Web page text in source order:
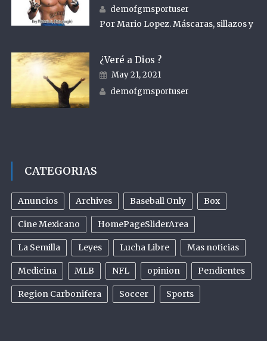
Author
demofgmsportuser
Por Mario Lopez. Máscaras, sillazos y
¿Veré a Dios ?
Posted on
May 21, 2021
Author
demofgmsportuser
CATEGORIAS
Anuncios Archives Baseball Only Box
Cine Mexicano HomePageSliderArea
La Semilla Leyes Lucha Libre Mas noticias
Medicina MLB NFL opinion Pendientes
Region Carbonifera Soccer Sports